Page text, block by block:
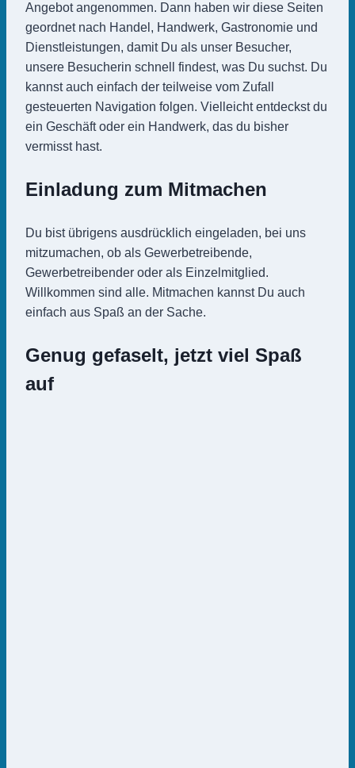
Angebot angenommen. Dann haben wir diese Seiten
geordnet nach Handel, Handwerk, Gastronomie und
Dienstleistungen, damit Du als unser Besucher,
unsere Besucherin schnell findest, was Du suchst. Du
kannst auch einfach der teilweise vom Zufall
gesteuerten Navigation folgen. Vielleicht entdeckst du
ein Geschäft oder ein Handwerk, das du bisher
vermisst hast.
Einladung zum Mitmachen
Du bist übrigens ausdrücklich eingeladen, bei uns
mitzumachen, ob als Gewerbetreibende,
Gewerbetreibender oder als Einzelmitglied.
Willkommen sind alle. Mitmachen kannst Du auch
einfach aus Spaß an der Sache.
Genug gefaselt, jetzt viel Spaß
auf